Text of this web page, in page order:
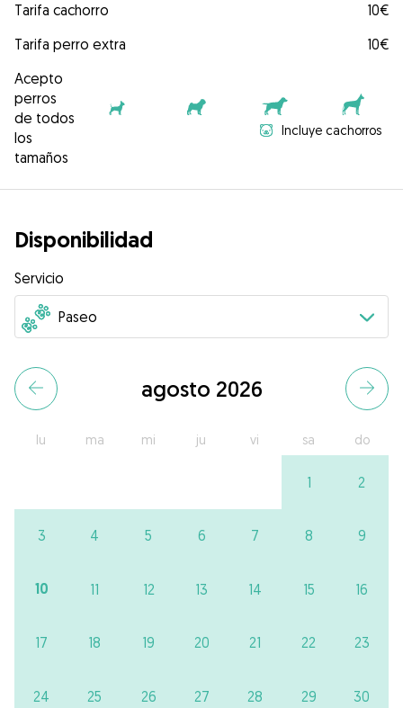
Tarifa cachorro
10€
Tarifa perro extra
10€
Acepto
perros
de todos
los
tamaños
Incluye cachorros
Disponibilidad
Servicio
agosto 2026
lu ma mi ju vi sa do
1 2
3 4 5 6 7 8 9
10 11 12 13 14 15 16
17 18 19 20 21 22 23
24 25 26 27 28 29 30